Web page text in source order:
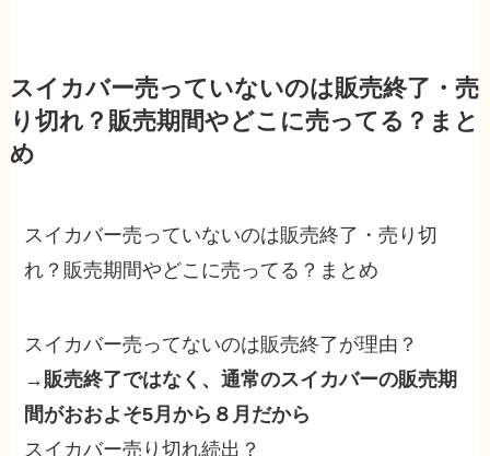
スイカバー売っていないのは販売終了・売
り切れ？販売期間やどこに売ってる？まと
め
スイカバー売っていないのは販売終了・売り切
れ？販売期間やどこに売ってる？まとめ
スイカバー売ってないのは販売終了が理由？
→ 販売終了ではなく、通常のスイカバーの販売期
間がおおよそ5月から８月だから
スイカバー売り切れ続出？